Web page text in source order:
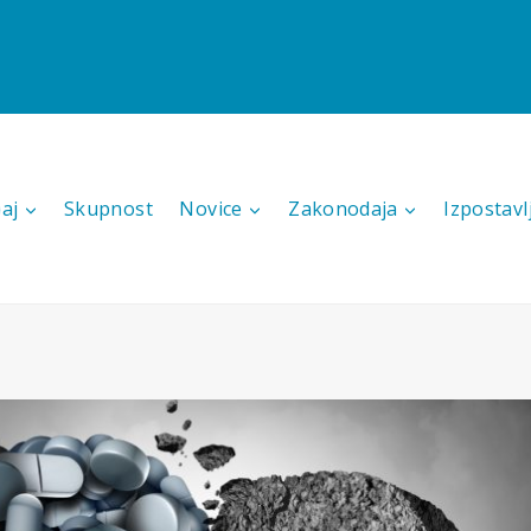
Skupnost Novice Zakonodaja